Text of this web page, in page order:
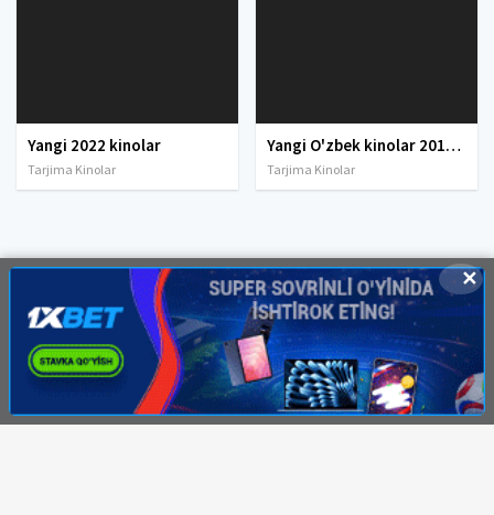
Yangi 2022 kinolar
Tarjima Kinolar
Yangi O'zbek kinolar 2010-2011-2012-2013-2014-2015-2016-2017-2018-2019-2020-2021-2022-2023-2024-2025 O'zbek tilida Uzbek tarjima Full HD
Tarjima Kinolar
✕